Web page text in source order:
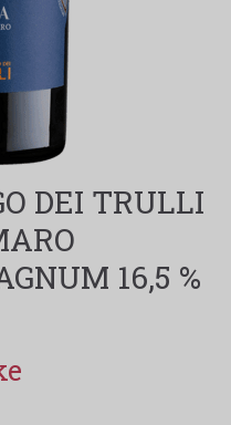
DEI TRULLI
16,5 %